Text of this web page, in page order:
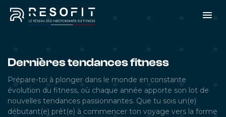
Dernières tendances fitness
Prépare-toi à plonger dans le monde en constante
évolution du fitness, où chaque année apporte son lot de
nouvelles tendances passionnantes. Que tu sois un(e)
débutant(e) prêt(e) à commencer ton voyage vers la forme